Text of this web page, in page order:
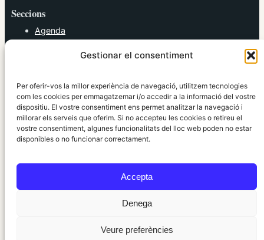
Gestionar el consentiment
Per oferir-vos la millor experiència de navegació, utilitzem tecnologies
com les cookies per emmagatzemar i/o accedir a la informació del vostre
dispositiu. El vostre consentiment ens permet analitzar la navegació i
millorar els serveis que oferim. Si no accepteu les cookies o retireu el
vostre consentiment, algunes funcionalitats del lloc web poden no estar
disponibles o no funcionar correctament.
Accepta
Denega
Veure preferències
Seccions
Agenda
Política
Societat
Tendències
elRidaura.com